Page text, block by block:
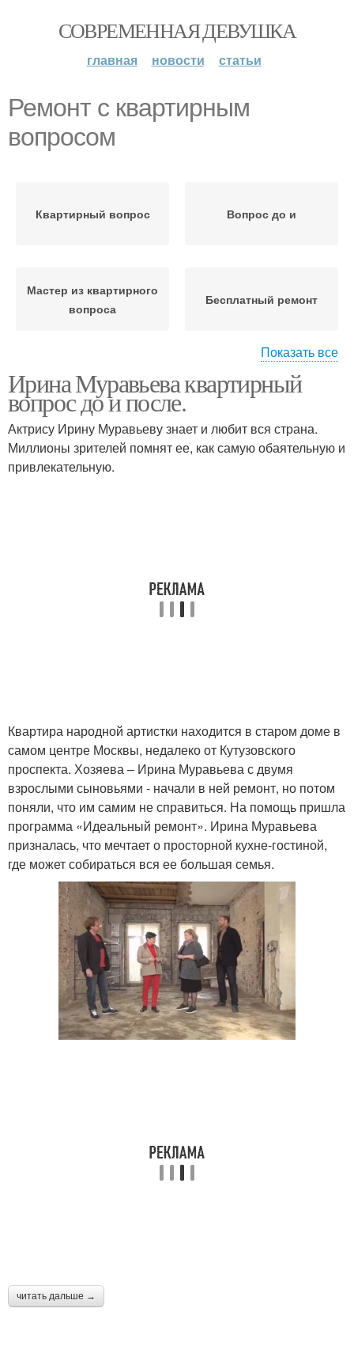
СОВРЕМЕННАЯ ДЕВУШКА
главная новости статьи
Ремонт с квартирным
вопросом
Квартирный вопрос Вопрос до и
Мастер из квартирного
вопроса
Бесплатный ремонт
Ремонт на телевидении
Деньги на бесплатные
ремонты
Ремонты для
Показать все
Ирина Муравьева квартирный
вопрос до и после.
Актрису Ирину Муравьеву знает и любит вся страна.
Миллионы зрителей помнят ее, как самую обаятельную и
привлекательную.
Квартира народной артистки находится в старом доме в
самом центре Москвы, недалеко от Кутузовского
проспекта. Хозяева – Ирина Муравьева с двумя
взрослыми сыновьями - начали в ней ремонт, но потом
поняли, что им самим не справиться. На помощь пришла
программа «Идеальный ремонт». Ирина Муравьева
призналась, что мечтает о просторной кухне-гостиной,
где может собираться вся ее большая семья.
читать дальше →